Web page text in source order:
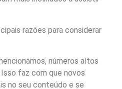
razões para considerar
números altos
faz com que novos
no seu conteúdo e se